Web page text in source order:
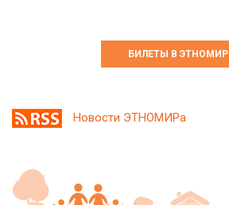
БИЛЕТЫ В ЭТНОМИР
Новости ЭТНОМИРа